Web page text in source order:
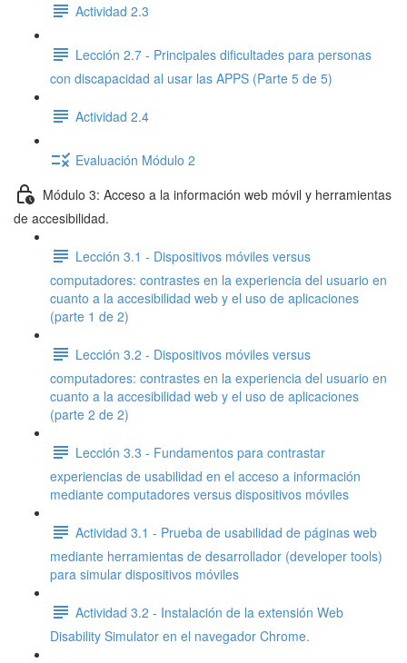
Actividad 2.3
Lección 2.7 - Principales dificultades para personas
con discapacidad al usar las APPS (Parte 5 de 5)
Actividad 2.4
Evaluación Módulo 2
Módulo 3: Acceso a la información web móvil y herramientas
de accesibilidad.
Lección 3.1 - Dispositivos móviles versus
computadores: contrastes en la experiencia del usuario en
cuanto a la accesibilidad web y el uso de aplicaciones
(parte 1 de 2)
Lección 3.2 - Dispositivos móviles versus
computadores: contrastes en la experiencia del usuario en
cuanto a la accesibilidad web y el uso de aplicaciones
(parte 2 de 2)
Lección 3.3 - Fundamentos para contrastar
experiencias de usabilidad en el acceso a información
mediante computadores versus dispositivos móviles
Actividad 3.1 - Prueba de usabilidad de páginas web
mediante herramientas de desarrollador (developer tools)
para simular dispositivos móviles
Actividad 3.2 - Instalación de la extensión Web
Disability Simulator en el navegador Chrome.